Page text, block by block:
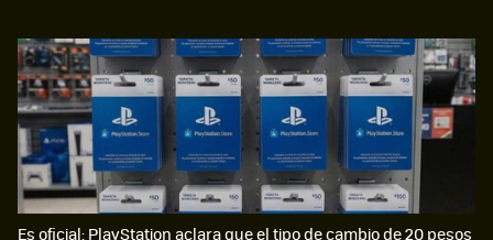
Es oficial: PlayStation aclara que el tipo de cambio de 20 pesos